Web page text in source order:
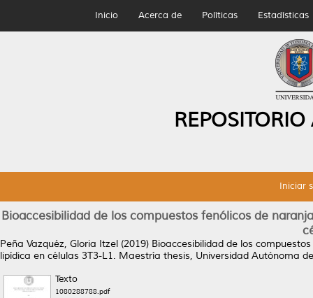
Inicio Acerca de Políticas Estadísticas
Iniciar
Bioaccesibilidad de los compuestos fenólicos de
Peña Vazquéz, Gloria Itzel (2019) Bioaccesibilidad de los
lipídica en células 3T3-L1. Maestría thesis, Universidad Autónoma
Texto
1080288788.pdf